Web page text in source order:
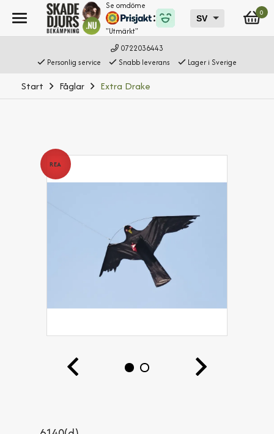
0722036443
Personlig service
Snabb leverans Lager i Sverige
Start Fåglar Extra Drake
REA
Se omdöme
"Utmärkt"
0